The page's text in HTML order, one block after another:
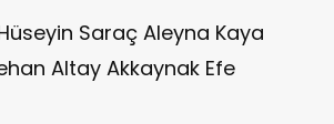
Saraç Aleyna Kaya
Altay Akkaynak Efe